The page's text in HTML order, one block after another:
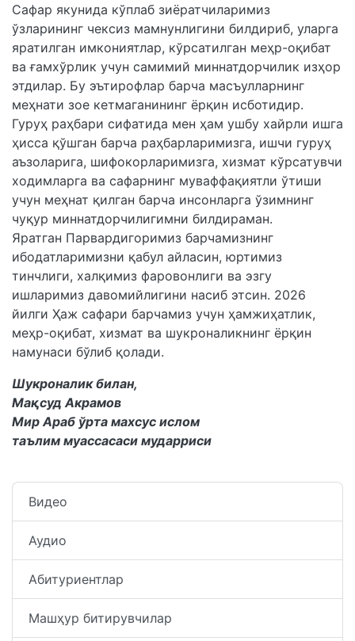
Сафар якунида кўплаб зиёратчиларимиз
ўзларининг чексиз мамнунлигини билдириб, уларга
яратилган имкониятлар, кўрсатилган меҳр-оқибат
ва ғамхўрлик учун самимий миннатдорчилик изҳор
этдилар. Бу эътирофлар барча масъулларнинг
меҳнати зое кетмаганининг ёрқин исботидир.
Гуруҳ раҳбари сифатида мен ҳам ушбу хайрли ишга
ҳисса қўшган барча раҳбарларимизга, ишчи гуруҳ
аъзоларига, шифокорларимизга, хизмат кўрсатувчи
ходимларга ва сафарнинг муваффақиятли ўтиши
учун меҳнат қилган барча инсонларга ўзимнинг
чуқур миннатдорчилигимни билдираман.
Яратган Парвардигоримиз барчамизнинг
ибодатларимизни қабул айласин, юртимиз
тинчлиги, халқимиз фаровонлиги ва эзгу
ишларимиз давомийлигини насиб этсин. 2026
йилги Ҳаж сафари барчамиз учун ҳамжиҳатлик,
меҳр-оқибат, хизмат ва шукроналикнинг ёрқин
намунаси бўлиб қолади.
Шукроналик билан,
Мақсуд Акрамов
Мир Араб ўрта махсус ислом
таълим муассасаси мударриси
Видео
Аудио
Абитуриентлар
Машҳур битирувчилар